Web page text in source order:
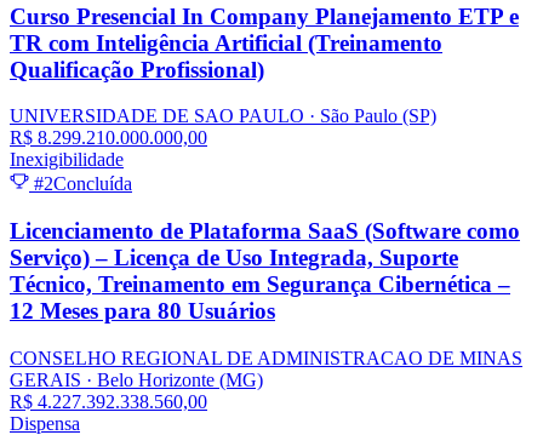
Curso Presencial In Company Planejamento ETP e
TR com Inteligência Artificial (Treinamento
Qualificação Profissional)
UNIVERSIDADE DE SAO PAULO · São Paulo (SP)
R$ 8.299.210.000.000,00
Inexigibilidade
#2Concluída
Licenciamento de Plataforma SaaS (Software como
Serviço) – Licença de Uso Integrada, Suporte
Técnico, Treinamento em Segurança Cibernética –
12 Meses para 80 Usuários
CONSELHO REGIONAL DE ADMINISTRACAO DE MINAS
GERAIS · Belo Horizonte (MG)
R$ 4.227.392.338.560,00
Dispensa